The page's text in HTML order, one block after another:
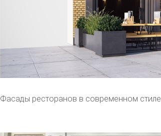
Фасады ресторанов в современном стиле